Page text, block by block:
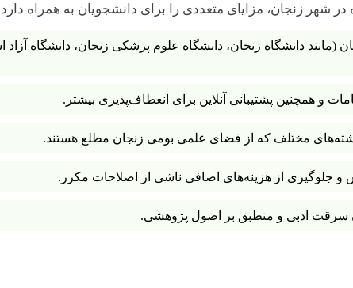
شهر زنجان، مزایای متعددی را برای دانشجویان به همراه
(مانند دانشگاه زنجان، دانشگاه علوم پزشکی زنجان، دانشگاه
و همچنین پشتیبانی آنلاین برای انعطاف‌پذیری بیشتر.
مختلف که از فضای علمی بومی زنجان مطلع هستند.
و جلوگیری از هزینه‌های اضافی ناشی از اصلاحات مکرر.
سرقت ادبی و منطبق بر اصول پژوهشی.